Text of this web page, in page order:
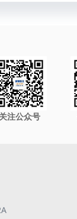
关注公众号